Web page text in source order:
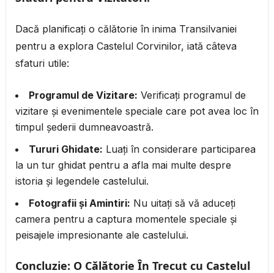
Dacă planificați o călătorie în inima Transilvaniei
pentru a explora Castelul Corvinilor, iată câteva
sfaturi utile:
Programul de Vizitare: Verificați programul de
vizitare și evenimentele speciale care pot avea loc în
timpul șederii dumneavoastră.
Tururi Ghidate: Luați în considerare participarea
la un tur ghidat pentru a afla mai multe despre
istoria și legendele castelului.
Fotografii și Amintiri: Nu uitați să vă aduceți
camera pentru a captura momentele speciale și
peisajele impresionante ale castelului.
Concluzie: O Călătorie În Trecut cu Castelul